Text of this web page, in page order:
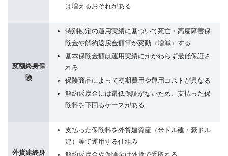
は増えるおそれがある
変額終身保
険
特別勘定の運用実績に基づいて死亡・高度障害保
険金や解約返戻金額等が変動（増減）する
基本保険金額は運用実績にかかわらず最低保証さ
れる
保険商品によって初期費用や運用コストが異なる
解約返戻金には最低保証がないため、支払った保
険料を下回るケースがある
外貨建終身
支払った保険料を外貨建資産（米ドル建・豪ドル
建）等で運用する仕組み